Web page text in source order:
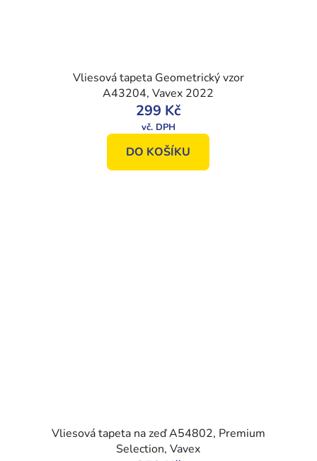
Vliesová tapeta Geometrický vzor
A43204, Vavex 2022
299 Kč
DO KOŠÍKU
Vliesová tapeta na zeď A54802, Premium
Selection, Vavex